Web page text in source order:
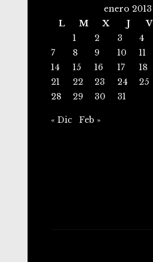
enero 2013
L
M X J V
1
2 3 4
7
8 9 10 11
14
15 16 17 18
21
22 23 24 25
28
29 30 31
« Dic Feb »